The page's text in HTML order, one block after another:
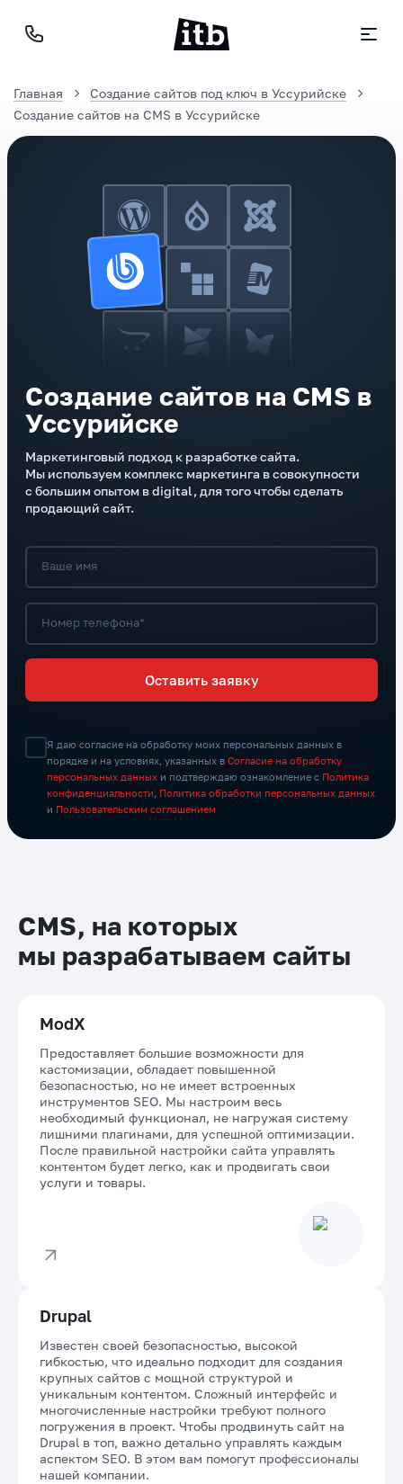
Главная
Создание сайтов под ключ в Уссурийске
Создание сайтов на CMS в Уссурийске
Создание сайтов на CMS в
Уссурийске
Маркетинговый подход к разработке сайта.
Мы используем комплекс маркетинга в совокупности
с большим опытом в digital, для того чтобы сделать
продающий сайт.
Ваше имя
Номер телефона*
Оставить заявку
Я даю согласие на обработку моих персональных данных в
порядке и на условиях, указанных в Согласие на обработку
персональных данных и подтверждаю ознакомление с Политика
конфиденциальности
Политика обработки персональных данных
и Пользовательским соглашением
CMS, на которых
мы разрабатываем сайты
ModX
Предоставляет большие возможности для
кастомизации, обладает повышенной
безопасностью, но не имеет встроенных
инструментов SEO. Мы настроим весь
необходимый функционал, не нагружая систему
лишними плагинами, для успешной оптимизации.
После правильной настройки сайта управлять
контентом будет легко, как и продвигать свои
услуги и товары.
Drupal
Известен своей безопасностью, высокой
гибкостью, что идеально подходит для создания
крупных сайтов с мощной структурой и
уникальным контентом. Сложный интерфейс и
многочисленные настройки требуют полного
погружения в проект. Чтобы продвинуть сайт на
Drupal в топ, важно детально управлять каждым
аспектом SEO. В этом вам помогут профессионалы
нашей компании.